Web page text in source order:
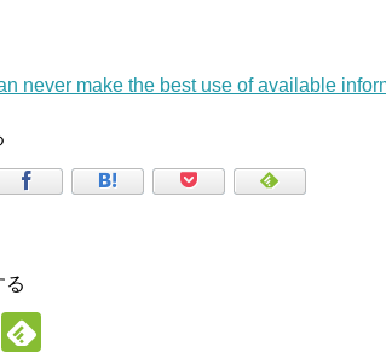
never make the best use of available
る